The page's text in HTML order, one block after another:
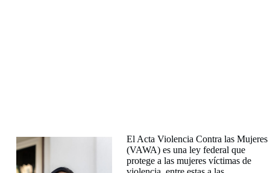
El Acta Violencia Contra las Mujeres
(VAWA) es una ley federal que
protege a las mujeres víctimas de